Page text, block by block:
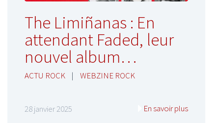
The Limiñanas : En
attendant Faded, leur
nouvel album…
ACTU ROCK | WEBZINE ROCK
28 janvier 2025 En savoir plus